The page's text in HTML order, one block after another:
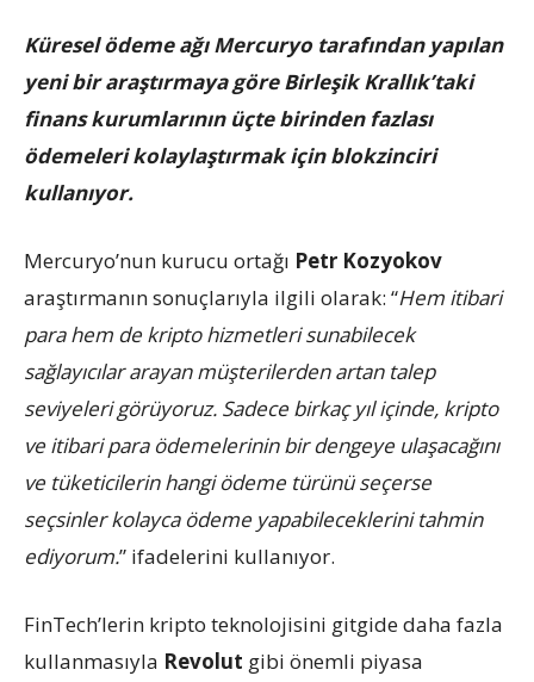
Küresel ödeme ağı Mercuryo tarafından yapılan
yeni bir araştırmaya göre Birleşik Krallık’taki
finans kurumlarının üçte birinden fazlası
ödemeleri kolaylaştırmak için blokzinciri
kullanıyor.
Mercuryo’nun kurucu ortağı Petr Kozyokov
araştırmanın sonuçlarıyla ilgili olarak: “Hem itibari
para hem de kripto hizmetleri sunabilecek
sağlayıcılar arayan müşterilerden artan talep
seviyeleri görüyoruz. Sadece birkaç yıl içinde, kripto
ve itibari para ödemelerinin bir dengeye ulaşacağını
ve tüketicilerin hangi ödeme türünü seçerse
seçsinler kolayca ödeme yapabileceklerini tahmin
ediyorum.” ifadelerini kullanıyor.
FinTech’lerin kripto teknolojisini gitgide daha fazla
kullanmasıyla Revolut gibi önemli piyasa